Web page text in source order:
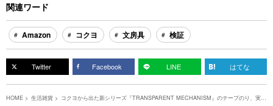
関連ワード
Amazon コクヨ 文房具 検証
Twitter Facebook LINE はてな
HOME 生活雑貨
コクヨから出た新シリーズ『TRANSPARENT MECHANISM』のテープのり、実際